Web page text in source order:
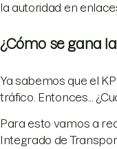
la autoridad en
¿Cómo se gana
Ya sabemos que el
tráfico. Entonces...
Para esto vamos a
Integrado de